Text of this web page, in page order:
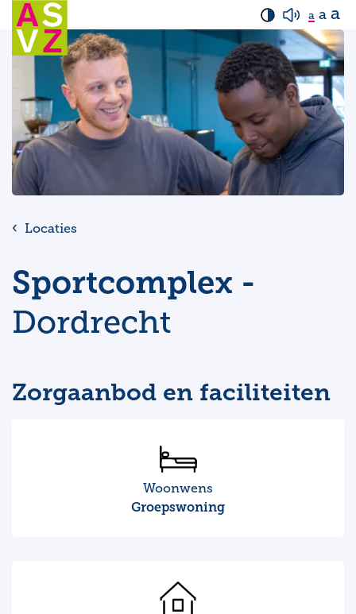
a a a
Locaties
Sportcomplex -
Dordrecht
Zorgaanbod en faciliteiten
Woonwens
Groepswoning